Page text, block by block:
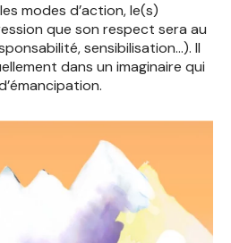
modes d’action, le(s)
que son respect sera au
sensibilisation…). Il
dans un imaginaire qui